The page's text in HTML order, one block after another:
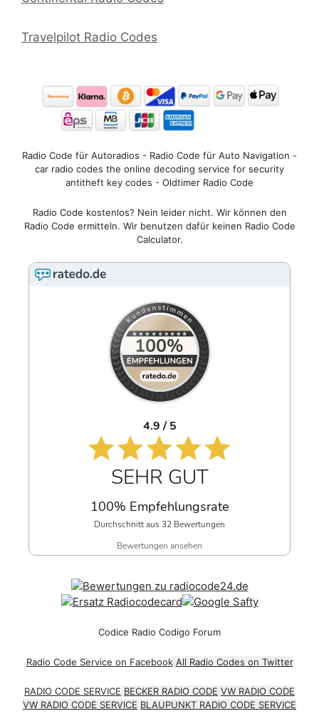
Travelpilot Radio Codes
Radio Code für Autoradios - Radio Code für Auto Navigation -
car radio codes the online decoding service for security
antitheft key codes - Oldtimer Radio Code
Radio Code kostenlos? Nein leider nicht. Wir können den
Radio Code ermitteln. Wir benutzen dafür keinen Radio Code
Calculator.
4.9 / 5
SEHR GUT
100% Empfehlungsrate
Durchschnitt aus 32 Bewertungen
Bewertungen ansehen
Codice Radio Codigo Forum
Radio Code Service on Facebook All Radio Codes on Twitter
RADIO CODE SERVICE BECKER RADIO CODE VW RADIO CODE
VW RADIO CODE SERVICE BLAUPUNKT RADIO CODE SERVICE